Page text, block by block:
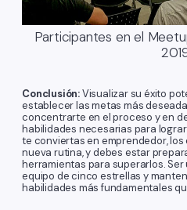
Participantes en el
Conclusión:Visualizar su éxito
establecer las metas más
concentrarte en el proceso y en
habilidades necesarias para
te conviertas en emprendedor,
nueva rutina, y debes estar
herramientas para superarlos. Ser
equipo de cinco estrellas y
habilidades más fundamentales